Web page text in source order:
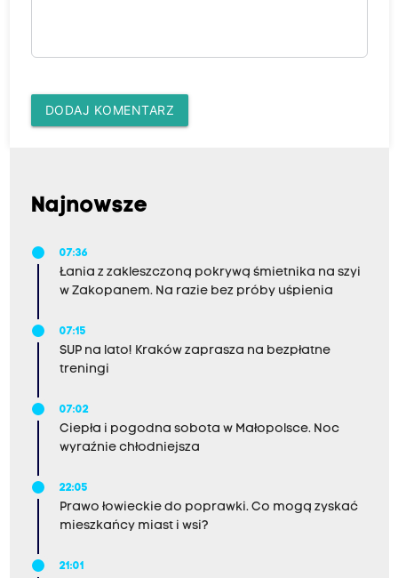
DODAJ KOMENTARZ
Najnowsze
07:36
Łania z zakleszczoną pokrywą śmietnika na szyi
w Zakopanem. Na razie bez próby uśpienia
07:15
SUP na lato! Kraków zaprasza na bezpłatne
treningi
07:02
Ciepła i pogodna sobota w Małopolsce. Noc
wyraźnie chłodniejsza
22:05
Prawo łowieckie do poprawki. Co mogą zyskać
mieszkańcy miast i wsi?
21:01